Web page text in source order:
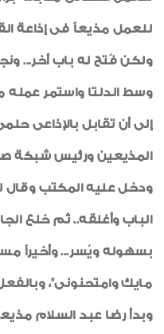
للعمل مذيعاً فى إذاعة
ولكن فُتح له باب أخر...
وسط الدلتا واستمر
إلى أن تقابل بالإذاعى
المذيعين ورئيس شبكة
ودخل عليه المكتب
الباب وأغلقه.. ثم خلع
بسهوله ويُسر... وأخيراً
مايك وامتحنونى"، وبالفعل
وبدأ رضا عبد السلام